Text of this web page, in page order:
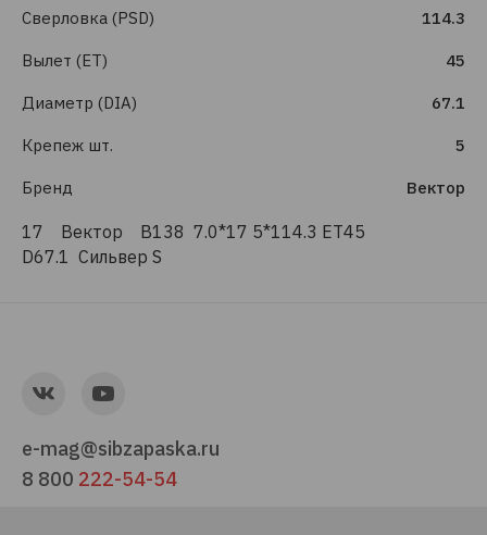
Сверловка (PSD) 114.3
Вылет (ET) 45
Диаметр (DIA) 67.1
Крепеж шт. 5
Бренд Вектор
17 Вектор B138 7.0*17 5*114.3 ET45
D67.1 Сильвер S
e-mag@sibzapaska.ru
8 800 222-54-54